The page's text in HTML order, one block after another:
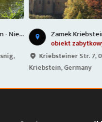
Z
amek Mildenstein - Niemcy Zamek Kriebstein
obiekt zabytkowy
Kriebsteiner Str. 7, 09648
Kriebstein, Germany